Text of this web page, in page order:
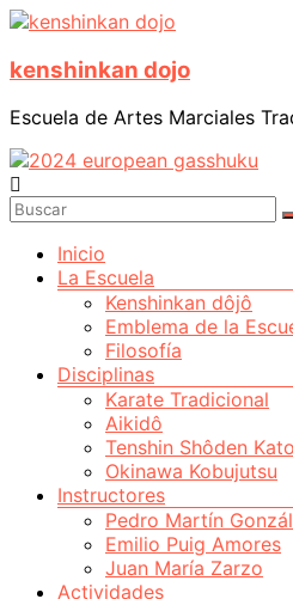
Saltar
contenido
kenshinkan dojo
Escuela de Artes Marciales
Menú Inicio
La Escuela
Kenshinkan dôjô
Emblema de la
Filosofía
Disciplinas
Karate Tradicional
Aikidô
Tenshin Shôden
Okinawa Kobujutsu
Instructores
Pedro Martín
Emilio Puig Amores
Juan María Zarzo
Actividades